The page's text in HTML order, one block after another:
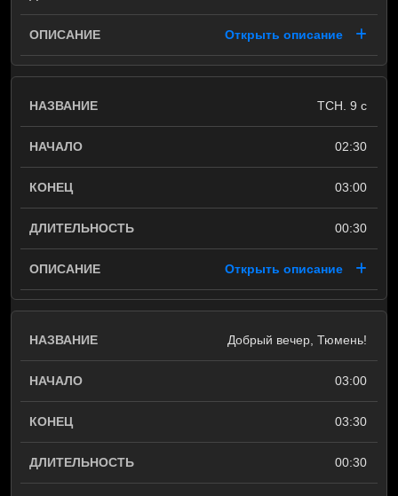
Открыть описание
ТСН. 9 c
02:30
03:00
00:30
Открыть описание
Добрый вечер, Тюмень!
03:00
03:30
00:30